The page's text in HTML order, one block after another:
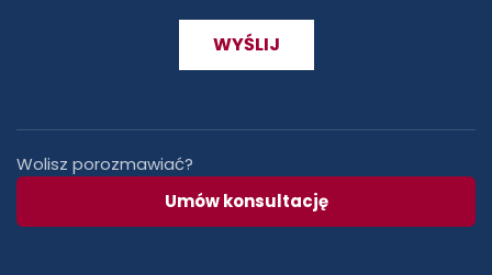
Wolisz porozmawiać?
Umów konsultację